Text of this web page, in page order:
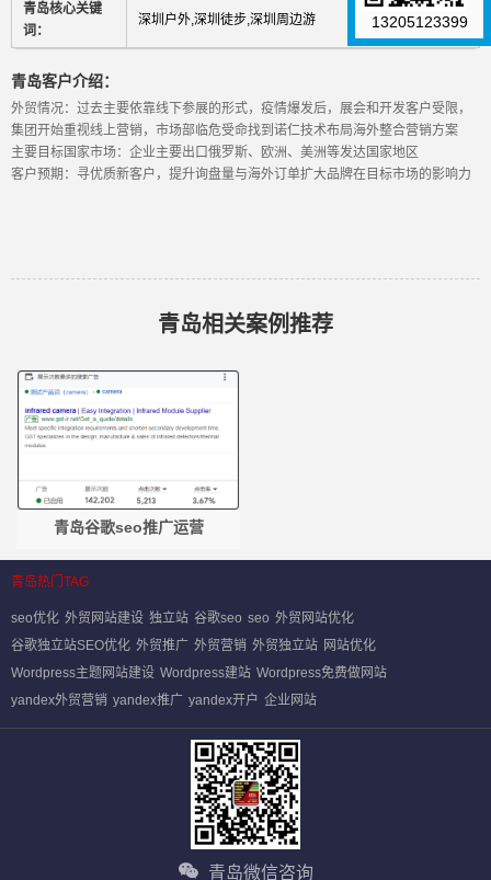
青岛核心关键
词：
深圳户外,深圳徒步,深圳周边游
青岛客户介绍：
外贸情况：过去主要依靠线下参展的形式，疫情爆发后，展会和开发客户受限，
集团开始重视线上营销，市场部临危受命找到诺仁技术布局海外整合营销方案
主要目标国家市场：企业主要出口俄罗斯、欧洲、美洲等发达国家地区
客户预期：寻优质新客户，提升询盘量与海外订单扩大品牌在目标市场的影响力
青岛相关案例推荐
青岛谷歌seo推广运营
青岛热门TAG
seo优化 外贸网站建设 独立站 谷歌seo seo 外贸网站优化
谷歌独立站SEO优化 外贸推广 外贸营销 外贸独立站 网站优化
Wordpress主题网站建设 Wordpress建站 Wordpress免费做网站
yandex外贸营销 yandex推广 yandex开户 企业网站
青岛微信咨询
13205123399